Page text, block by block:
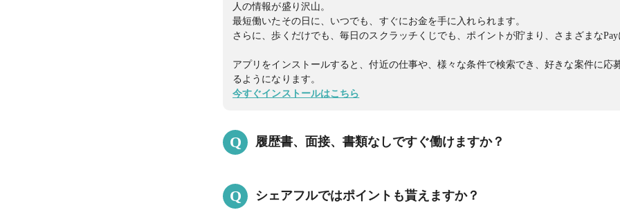
人の情報が盛り沢山。
最短働いたその日に、いつでも、すぐにお金を手に入れられます。
さらに、歩くだけでも、毎日のスクラッチくじでも、ポイントが貯まり、さまざまなPay
アプリをインストールすると、付近の仕事や、様々な条件で検索でき、好きな案件に応
るようになります。
今すぐインストールはこちら
Q 履歴書、面接、書類なしですぐ働けますか？
※就業決定後、企業担当者より提出を求められる場合は提出をお願いいたします。
Q シェアフルではポイントも貰えますか？